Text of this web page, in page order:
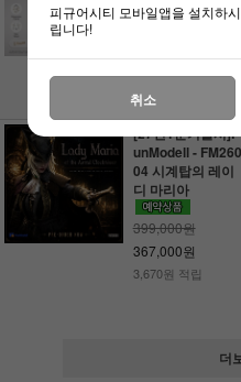
[2종 중 택1]
142,000원
132,000원
1,320원 적립
[27년1분기출시]F
unModell - FM260
04 시계탑의 레이
디 마리아
399,000원
367,000원
3,670원 적립
더
피규어시티 모바일앱을 설치하
립니다!
취소